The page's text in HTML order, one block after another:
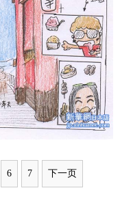
6 7 下一页